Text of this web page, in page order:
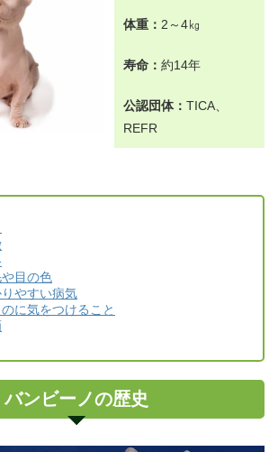
体重： 2～4㎏
寿命： 約14年
公認団体： TICA、
REFR
目の色
やすい病気
に気をつけること
バンビーノの歴史